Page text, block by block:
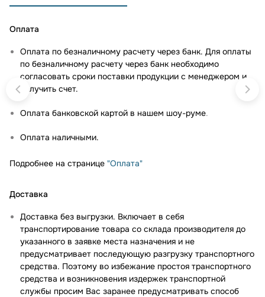
Оплата
Оплата по безналичному расчету через банк. Для оплаты
по безналичному расчету через банк необходимо
согласовать сроки поставки продукции с менеджером и
получить счет.
Оплата банковской картой в нашем шоу-руме.
Оплата наличными.
Подробнее на странице "Оплата"
Доставка
Доставка без выгрузки. Включает в себя
транспортирование товара со склада производителя до
указанного в заявке места назначения и не
предусматривает последующую разгрузку транспортного
средства. Поэтому во избежание простоя транспортного
средства и возникновения издержек транспортной
службы просим Вас заранее предусматривать способ